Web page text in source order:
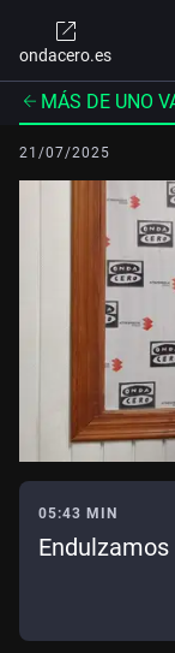
ondacero.es
MÁS DE UNO
21/07/2025
05:43 MIN